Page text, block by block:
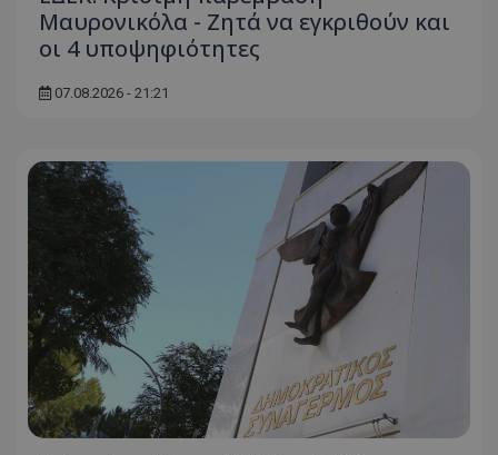
Μαυρονικόλα - Ζητά να εγκριθούν και
οι 4 υποψηφιότητες
07.08.2026 - 21:21